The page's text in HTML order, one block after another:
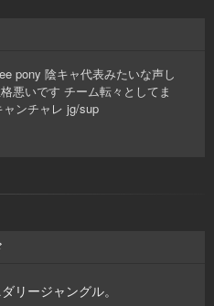
pony 陰キャ代表みたいな声し
悪いです チーム転々としてま
ャンチャレ jg/sup
リージャングル。